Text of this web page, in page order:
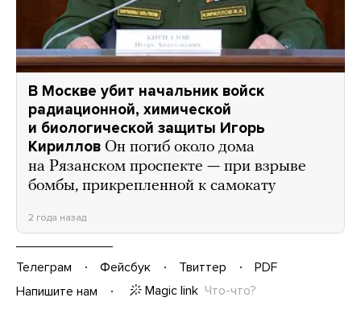
В Москве убит начальник войск
радиационной, химической
и биологической защиты Игорь
Кириллов Он погиб около дома
на Рязанском проспекте — при взрыве
бомбы, прикрепленной к самокату
2 года назад
Телеграм Фейсбук Твиттер
PDF
Напишите нам
Magic link Что-что?